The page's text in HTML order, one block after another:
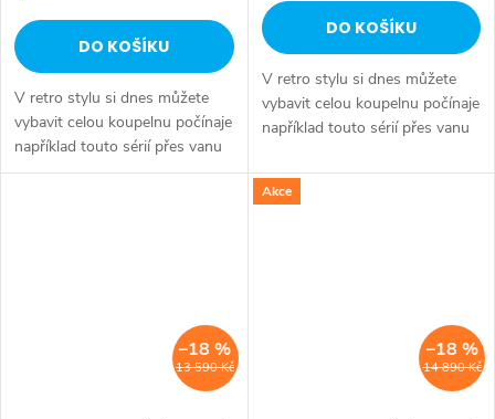
DO KOŠÍKU
V retro stylu si dnes můžete
vybavit celou koupelnu počínaje
například touto sérií přes vanu
Retro, doplňky Diamond až po
DO KOŠÍKU
V retro stylu si dnes můžete
vybavit celou koupelnu počínaje
například touto sérií přes vanu
keramiku Retro nebo Classic.
Dojem starší patiny může...
13 590 Kč
–18 %
Akce
14 890 Kč
–18 %